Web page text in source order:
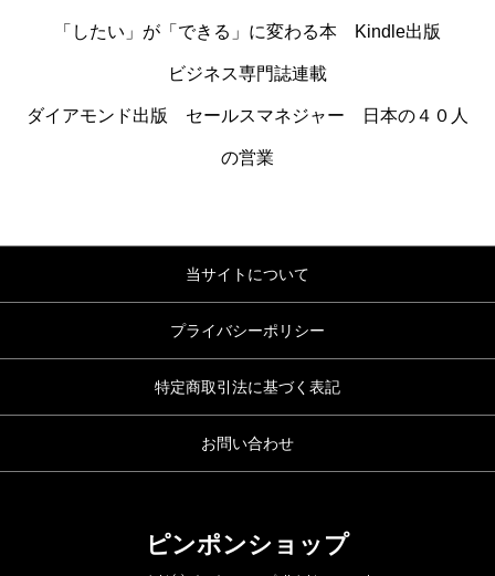
「したい」が「できる」に変わる本 Kindle出版
ビジネス専門誌連載
ダイアモンド出版 セールスマネジャー 日本の４０人
の営業
当サイトについて
プライバシーポリシー
特定商取引法に基づく表記
お問い合わせ
ピンポンショップ